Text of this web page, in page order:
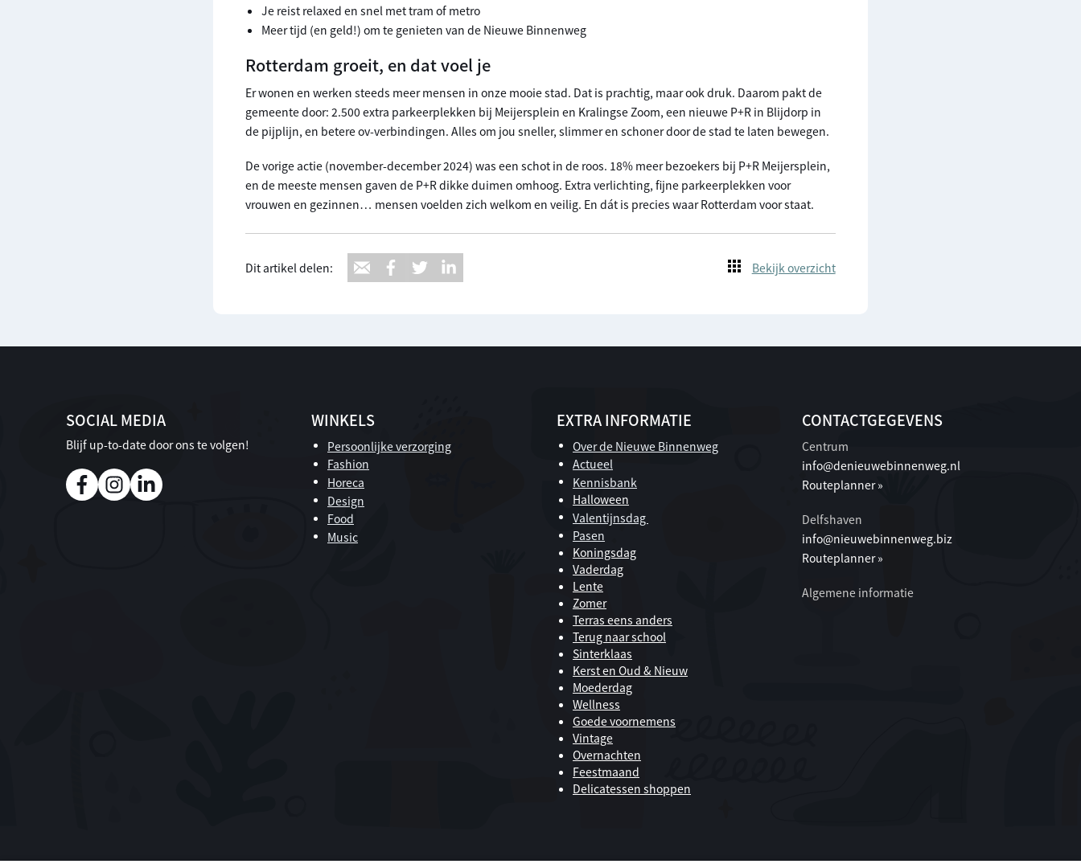
Je reist relaxed en snel met tram of metro
Meer tijd (en geld!) om te genieten van de Nieuwe Binnenweg
Rotterdam groeit, en dat voel je
Er wonen en werken steeds meer mensen in onze mooie stad. Dat is prachtig, maar ook druk. Daarom pakt de
gemeente door: 2.500 extra parkeerplekken bij Meijersplein en Kralingse Zoom, een nieuwe P+R in Blijdorp in
de pijplijn, en betere ov-verbindingen. Alles om jou sneller, slimmer en schoner door de stad te laten bewegen.
De vorige actie (november-december 2024) was een schot in de roos. 18% meer bezoekers bij P+R Meijersplein,
en de meeste mensen gaven de P+R dikke duimen omhoog. Extra verlichting, fijne parkeerplekken voor
vrouwen en gezinnen… mensen voelden zich welkom en veilig. En dát is precies waar Rotterdam voor staat.
Dit artikel delen: Bekijk overzicht
SOCIAL MEDIA
Blijf up-to-date door ons te volgen!
WINKELS
Persoonlijke verzorging
Fashion
Horeca
Design
Food
Music
EXTRA INFORMATIE
Over de Nieuwe Binnenweg
Actueel
Kennisbank
Halloween
Valentijnsdag
Pasen
Koningsdag
Vaderdag
Lente
Zomer
Terras eens anders
Terug naar school
Sinterklaas
Kerst en Oud & Nieuw
Moederdag
Wellness
Goede voornemens
Vintage
Overnachten
Feestmaand
Delicatessen shoppen
CONTACTGEGEVENS
Centrum
info@denieuwebinnenweg.nl
Routeplanner »
Delfshaven
info@nieuwebinnenweg.biz
Routeplanner »
Algemene informatie